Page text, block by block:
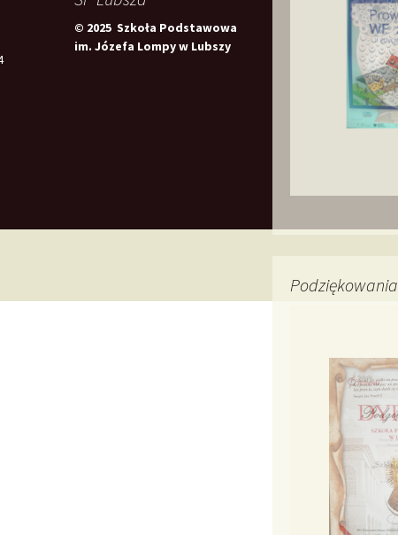
Podziękowania
© 2025 Szkoła Podstawowa
im. Józefa Lompy w Lubszy